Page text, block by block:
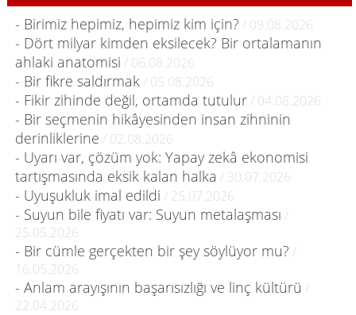
- Birimiz hepimiz, hepimiz kim için? / 09.08.2026
- Dört milyar kimden eksilecek? Bir ortalamanın
ahlaki anatomisi / 06.08.2026
- Bir fikre saldırmak/ 05.08.2026
- Fikir zihinde değil, ortamda tutulur/ 04.08.2026
- Bir seçmenin hikâyesinden insan zihninin
derinliklerine / 02.08.2026
- Uyarı var, çözüm yok: Yapay zekâ ekonomisi
tartışmasında eksik kalan halka / 30.07.2026
- Uyuşukluk imal edildi / 25.07.2026
- Suyun bile fiyatı var: Suyun metalaşması /
25.05.2026
- Bir cümle gerçekten bir şey söylüyor mu? /
16.05.2026
- Anlam arayışının başarısızlığı ve linç kültürü /
22.04.2026